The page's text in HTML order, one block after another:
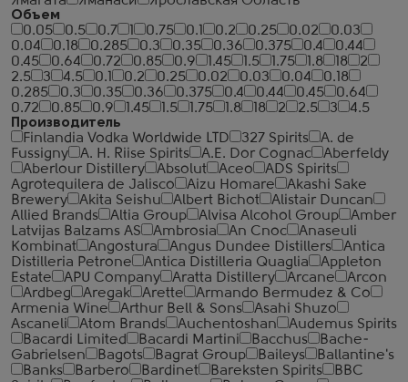
Объем
0.05
0.5 0.7 0.75 0.1 0.2 0.25 0.02
0.03
0.04
0.18 0.285 0.3 0.35 0.36 0.375 0.4
0.44
0.45
0.64 0.72 0.85 0.9 1.45 1.5 1.75 1.8 18
2
2.5
3 4.5 0.1 0.2 0.25 0.02 0.03 0.04
0.18
0.285
0.3 0.35 0.36 0.375 0.4 0.44 0.45
0.64
0.72
0.85 0.9 1.45 1.5 1.75 1.8 18 2 2.5 3
4.5
Производитель
Finlandia Vodka Worldwide LTD
327 Spirits
A. de
Fussigny
A. H. Riise Spirits A.E. Dor Cognac
Aberfeldy
Aberlour Distillery
Absolut Aceo
ADS Spirits
Agrotequilera de Jalisco
Aizu Homare
Akashi Sake
Brewery
Akita Seishu Albert Bichot
Alistair Duncan
Allied Brands
Altia Group Alvisa Alcohol Group
Amber
Latvijas Balzams AS
Ambrosia An Cnoc
Anaseuli
Kombinat
Angostura Angus Dundee Distillers
Antica
Distilleria Petrone
Antica Distilleria Quaglia
Appleton
Estate
APU Company Aratta Distillery Arcane
Arcon
Ardbeg
Aregak Arette
Armando Bermudez & Co
Armenia Wine
Arthur Bell & Sons
Asahi Shuzo
Ascaneli
Atom Brands Auchentoshan
Audemus Spirits
Bacardi Limited
Bacardi Martini Bacchus
Bache-
Gabrielsen
Bagots Bagrat Group Baileys
Ballantine's
Banks
Barbero Bardinet Bareksten Spirits
BBC